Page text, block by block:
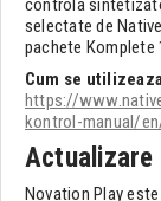
controla
selectate de
pachete Komplete
Cum se
https://
kontrol-manual/
Actualizare
Novation Play